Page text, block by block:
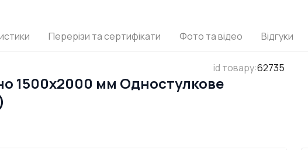
Перерізи та сертифікати Фото та відео Відгуки
id товару:62735
1500x2000 мм Одностулкове